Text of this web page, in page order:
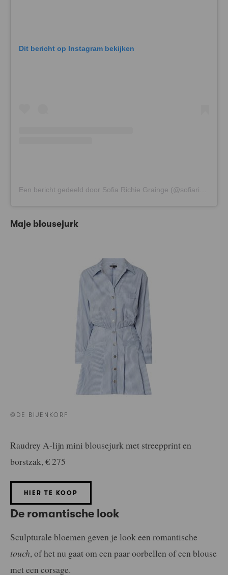
Dit bericht op Instagram bekijken
Een bericht gedeeld door Sofia Richie Grainge (@sofiarichiegrainge)
Maje blousejurk
©DE BIJENKORF
Raudrey A-lijn mini blousejurk met streepprint en
borstzak, € 275
HIER TE KOOP
De romantische look
Sculpturale bloemen geven je look een romantische
touch, of het nu gaat om een paar oorbellen of een blouse
met een corsage.